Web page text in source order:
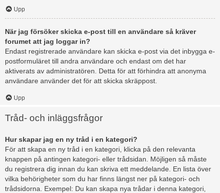
Upp
När jag försöker skicka e-post till en användare så kräver
forumet att jag loggar in?
Endast registrerade användare kan skicka e-post via det inbygga e-
postformuläret till andra användare och endast om det har
aktiverats av administratören. Detta för att förhindra att anonyma
användare använder det för att skicka skräppost.
Upp
Tråd- och inläggsfrågor
Hur skapar jag en ny tråd i en kategori?
För att skapa en ny tråd i en kategori, klicka på den relevanta
knappen på antingen kategori- eller trådsidan. Möjligen så måste
du registrera dig innan du kan skriva ett meddelande. En lista över
vilka behörigheter som du har finns längst ner på kategori- och
trådsidorna. Exempel: Du kan skapa nya trådar i denna kategori,